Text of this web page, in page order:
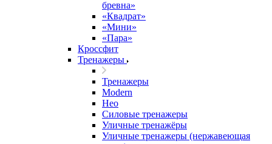
бревна»
«Квадрат»
«Мини»
«Пара»
Кроссфит
Тренажеры
Тренажеры
Modern
Нео
Силовые тренажеры
Уличные тренажёры
Уличные тренажеры (нержавеющая